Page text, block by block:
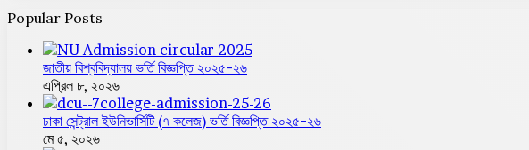
Popular Posts
জাতীয় বিশ্ববিদ্যালয় ভর্তি বিজ্ঞপ্তি ২০২৫-২৬
এপ্রিল ৮, ২০২৬
ঢাকা সেন্ট্রাল ইউনিভার্সিটি (৭ কলেজ) ভর্তি বিজ্ঞপ্তি ২০২৫-২৬
মে ৫, ২০২৬